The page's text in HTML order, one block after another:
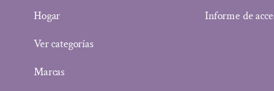
Hogar
Ver categorías
Marcas
Informe de